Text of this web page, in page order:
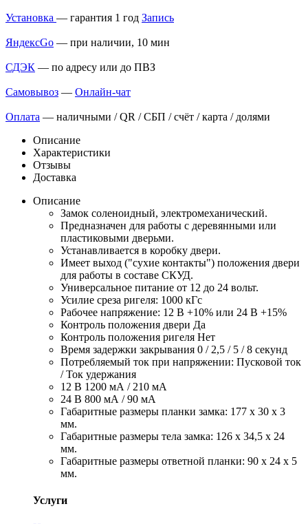
Установка — гарантия 1 год Запись
ЯндексGo — при наличии, 10 мин
СДЭК — по адресу или до ПВЗ
Самовывоз — Онлайн-чат
Оплата — наличными / QR / СБП / счёт / карта / долями
Описание
Характеристики
Отзывы
Доставка
Описание
Замок соленоидный, электромеханический.
Предназначен для работы с деревянными или
пластиковыми дверьми.
Устанавливается в коробку двери.
Имеет выход ("сухие контакты") положения двери
для работы в составе СКУД.
Универсальное питание от 12 до 24 вольт.
Усилие среза ригеля: 1000 кГс
Рабочее напряжение: 12 В +10% или 24 В +15%
Контроль положения двери Да
Контроль положения ригеля Нет
Время задержки закрывания 0 / 2,5 / 5 / 8 секунд
Потребляемый ток при напряжении: Пусковой ток
/ Ток удержания
12 В 1200 мА / 210 мА
24 В 800 мА / 90 мА
Габаритные размеры планки замка: 177 х 30 х 3
мм.
Габаритные размеры тела замка: 126 х 34,5 х 24
мм.
Габаритные размеры ответной планки: 90 х 24 х 5
мм.
Услуги